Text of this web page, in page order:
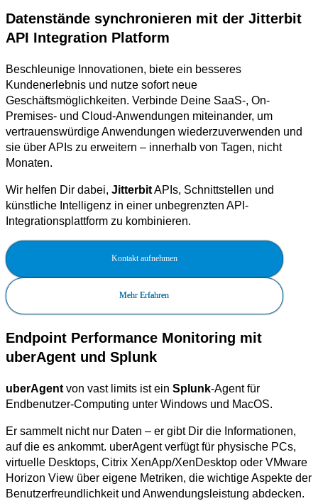
Datenstände synchronieren mit der Jitterbit
API Integration Platform
Beschleunige Innovationen, biete ein besseres
Kundenerlebnis und nutze sofort neue
Geschäftsmöglichkeiten. Verbinde Deine SaaS-, On-
Premises- und Cloud-Anwendungen miteinander, um
vertrauenswürdige Anwendungen wiederzuverwenden und
sie über APIs zu erweitern – innerhalb von Tagen, nicht
Monaten.
Wir helfen Dir dabei, JitterbitAPIs, Schnittstellen und
künstliche Intelligenz in einer unbegrenzten API-
Integrationsplattform zu kombinieren.
Kontakt aufnehmen
Mehr Erfahren
Endpoint Performance Monitoring mit
uberAgent und Splunk
uberAgentvon vast limits ist ein Splunk-Agent für
Endbenutzer-Computing unter Windows und MacOS.
Er sammelt nicht nur Daten – er gibt Dir die Informationen,
auf die es ankommt. uberAgent verfügt für physische PCs,
virtuelle Desktops, Citrix XenApp/XenDesktop oder VMware
Horizon View über eigene Metriken, die wichtige Aspekte der
Benutzerfreundlichkeit und Anwendungsleistung abdecken.